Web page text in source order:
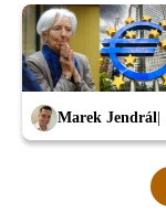
Marek Jendrál